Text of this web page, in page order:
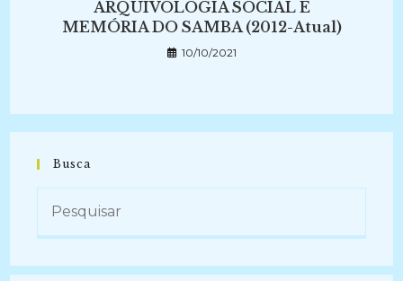
ARQUIVOLOGIA SOCIAL E
MEMÓRIA DO SAMBA (2012-Atual)
10/10/2021
Busca